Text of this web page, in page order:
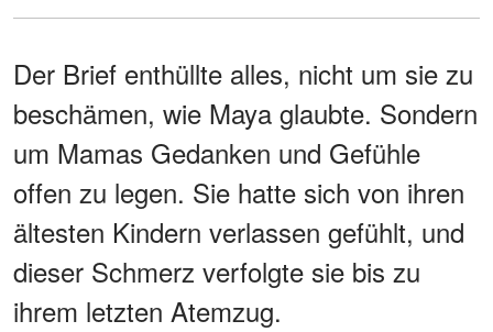
Der Brief enthüllte alles, nicht um sie zu
beschämen, wie Maya glaubte. Sondern
um Mamas Gedanken und Gefühle
offen zu legen. Sie hatte sich von ihren
ältesten Kindern verlassen gefühlt, und
dieser Schmerz verfolgte sie bis zu
ihrem letzten Atemzug.